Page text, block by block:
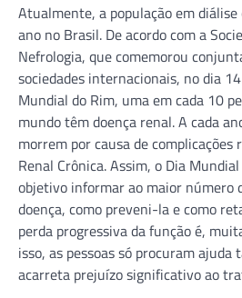
Atualmente, a população em diálise
ano no Brasil. De acordo com a
Nefrologia, que comemorou
sociedades internacionais, no dia
Mundial do Rim, uma em cada 10
mundo têm doença renal. A cada
morrem por causa de complicações
Renal Crônica. Assim, o Dia
objetivo informar ao maior número
doença, como preveni-la e como
perda progressiva da função é,
isso, as pessoas só procuram
acarreta prejuízo significativo ao